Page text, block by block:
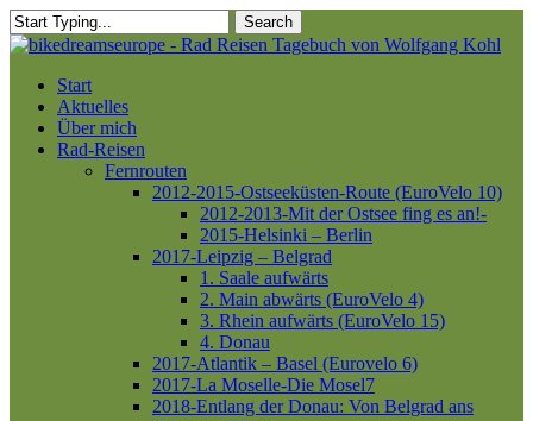
Skip
to
content
Search
Close
Menu
Start
Aktuelles
Über mich
Rad-Reisen
Fernrouten
2012-2015-Ostseeküsten-Route (EuroVelo 10)
2012-2013-Mit der Ostsee fing es an!-
2015-Helsinki – Berlin
2017-Leipzig – Belgrad
1. Saale aufwärts
2. Main abwärts (EuroVelo 4)
3. Rhein aufwärts (EuroVelo 15)
4. Donau
2017-Atlantik – Basel (Eurovelo 6)
2017-La Moselle-Die Mosel7
2018-Entlang der Donau: Von Belgrad ans